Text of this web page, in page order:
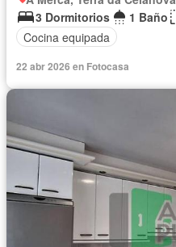
3 Dormitorios
1 Baño
Cocina equipada
22 abr 2026 en Fotocasa